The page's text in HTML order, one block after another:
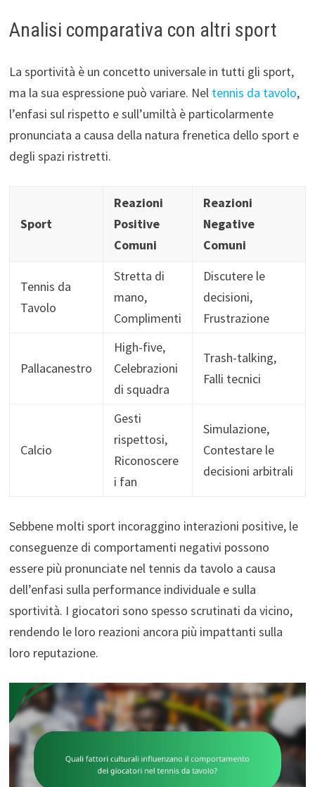
Analisi comparativa con altri sport
La sportività è un concetto universale in tutti gli sport,
ma la sua espressione può variare. Nel tennis da tavolo,
l’enfasi sul rispetto e sull’umiltà è particolarmente
pronunciata a causa della natura frenetica dello sport e
degli spazi ristretti.
Sport
Reazioni
Positive
Comuni
Reazioni
Negative
Comuni
Tennis da
Tavolo
Stretta di
mano,
Complimenti
Discutere le
decisioni,
Frustrazione
Pallacanestro
High-five,
Celebrazioni
di squadra
Trash-talking,
Falli tecnici
Calcio
Gesti
rispettosi,
Riconoscere
i fan
Simulazione,
Contestare le
decisioni arbitrali
Sebbene molti sport incoraggino interazioni positive, le
conseguenze di comportamenti negativi possono
essere più pronunciate nel tennis da tavolo a causa
dell’enfasi sulla performance individuale e sulla
sportività. I giocatori sono spesso scrutinati da vicino,
rendendo le loro reazioni ancora più impattanti sulla
loro reputazione.